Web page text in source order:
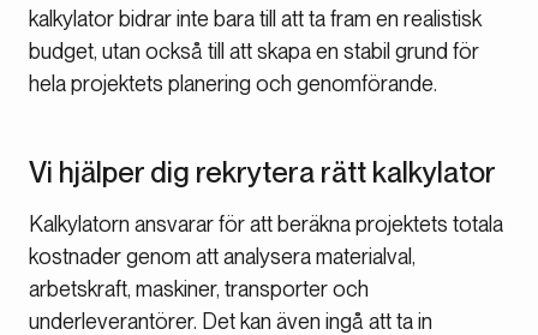
kalkylator bidrar inte bara till att ta fram en realistisk
budget, utan också till att skapa en stabil grund för
hela projektets planering och genomförande.
Vi hjälper dig rekrytera rätt kalkylator
Kalkylatorn ansvarar för att beräkna projektets totala
kostnader genom att analysera materialval,
arbetskraft, maskiner, transporter och
underleverantörer. Det kan även ingå att ta in